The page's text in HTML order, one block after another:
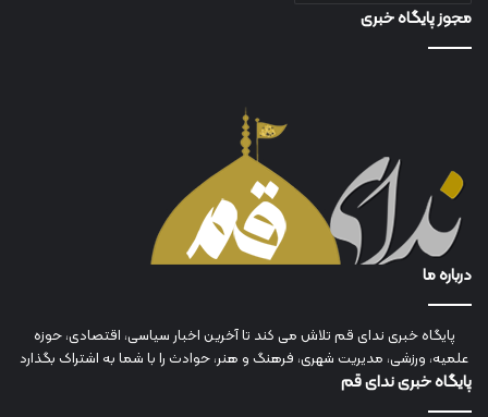
مجوز پایگاه خبری
درباره ما
پایگاه خبری ندای قم تلاش می کند تا آخرین اخبار سیاسی، اقتصادی، حوزه
علمیه، ورزشی، مدیریت شهری، فرهنگ و هنر، حوادث را با شما به اشتراک بگذارد
پایگاه خبری ندای قم